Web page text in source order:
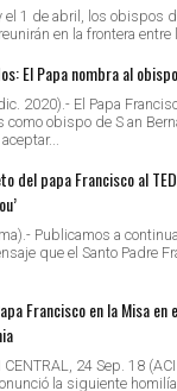
el 1 de abril, los obispos
en la frontera entre
El Papa nombra al
2020).- El Papa
como obispo de S an
del papa Francisco al
Publicamos a
que el Santo Padre
Francisco en la Misa en
CENTRAL, 24 Sep. 18
la siguiente